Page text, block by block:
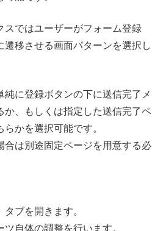
スではユーザーがフォーム登録
遷移させる画面パターンを選択し
純に登録ボタンの下に送信完了メ
か、もしくは指定した送信完了ペ
かを選択可能です。
合は別途固定ページを用意する必
ブを開きます。
自体の調整を行います。